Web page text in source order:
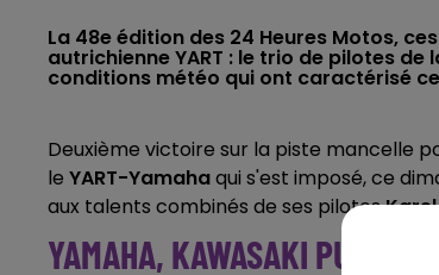
La 48e édition des 24 Heures Motos,
autrichienne YART : le trio de pilotes
conditions météo qui ont caractérisé
Deuxième victoire sur la piste mancelle
le YART-Yamahaqui s'est imposé, ce
aux talents combinés de ses pilotes
YAMAHA, KAWASAKI PUIS BMW